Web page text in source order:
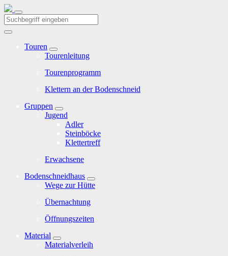
Touren
Tourenleitung
Tourenprogramm
Klettern an der Bodenschneid
Gruppen
Jugend
Adler
Steinböcke
Klettertreff
Erwachsene
Bodenschneidhaus
Wege zur Hütte
Übernachtung
Öffnungszeiten
Material
Materialverleih